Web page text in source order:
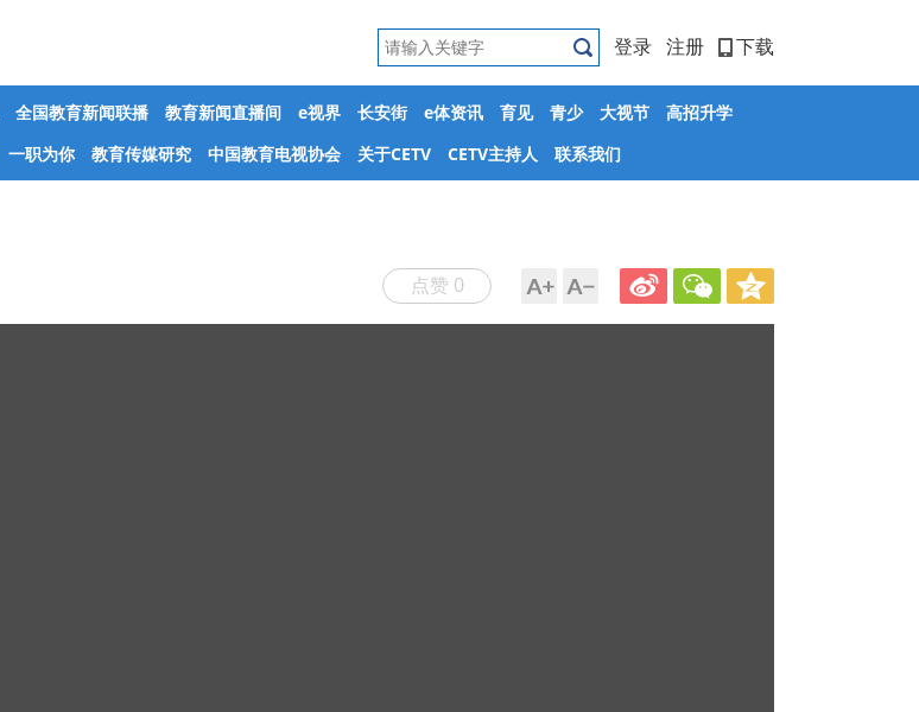
登录 注册 下载
全国教育新闻联播 教育新闻直播间 e视界 长安街 e体资讯 育见 青少 大视节
高招升学
一职为你 教育传媒研究 中国教育电视协会 关于CETV CETV主持人 联系我们
点赞 0